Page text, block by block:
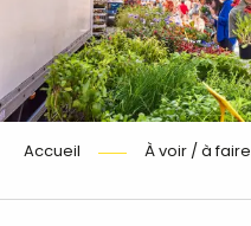
Accueil À voir / à faire